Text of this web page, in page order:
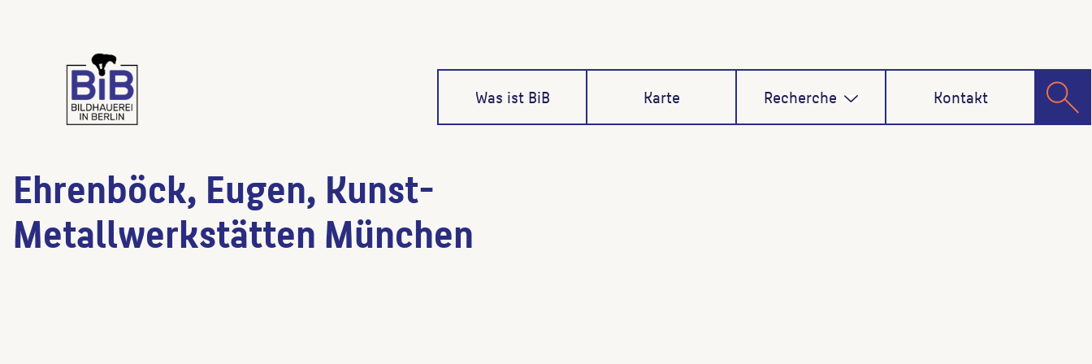
Was ist BiB Karte Recherche Kontakt
Ehrenböck, Eugen, Kunst-
Metallwerkstätten München